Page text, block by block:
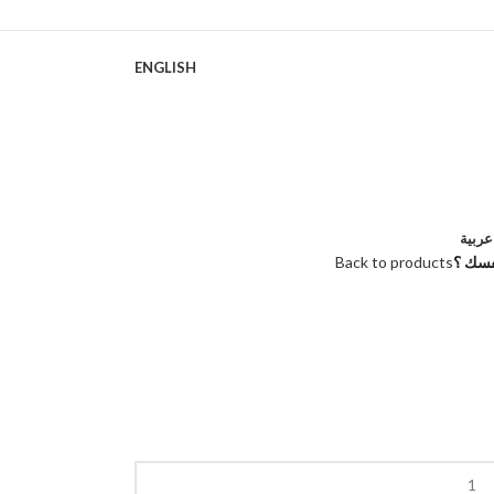
ENGLISH
؟Back to products